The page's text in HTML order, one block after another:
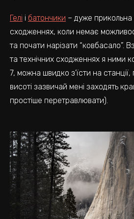
Гелі і батончики – дуже прикольна
сходженнях, коли немає
та почати нарізати “ковбасало”.
та технічних сходженнях я ними
7, можна швидко з'їсти на станції,
висоті зазвичай мені заходять
простіше перетравлювати).